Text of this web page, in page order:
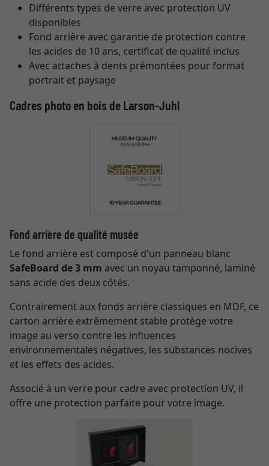
Différents types de verre avec protection UV
disponibles
Fond arrière avec garantie de protection contre
les acides de 10 ans, certificat de qualité inclus
Avec attaches à dents prémontées pour format
portrait et paysage
Cadres photo en bois de Larson-Juhl
Fond arrière de qualité musée
Le fond arrière est composé d'un panneau blanc
SafeBoard de 3 mm avec un noyau tamponné, laminé
sans acide des deux côtés.
Contrairement aux fonds arrière classiques en MDF, ce
carton arrière extrêmement stable protège votre
image au verso contre les influences
environnementales négatives, les substances nocives
et les effets des acides.
Associé à un verre pour cadre avec protection UV, il
offre une protection parfaite pour votre image.